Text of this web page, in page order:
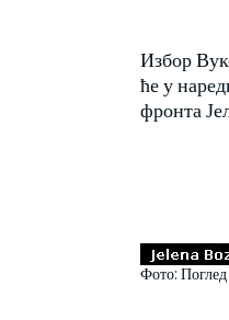
Избор
ће у
фронта
Фото: Поглед